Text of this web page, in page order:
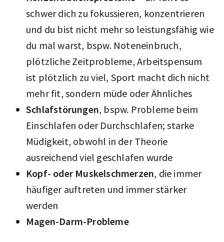
schwer dich zu fokussieren, konzentrieren
und du bist nicht mehr so leistungsfähig wie
du mal warst, bspw. Noteneinbruch,
plötzliche Zeitprobleme, Arbeitspensum
ist plötzlich zu viel, Sport macht dich nicht
mehr fit, sondern müde oder Ähnliches
Schlafstörungen, bspw. Probleme beim
Einschlafen oder Durchschlafen; starke
Müdigkeit, obwohl in der Theorie
ausreichend viel geschlafen wurde
Kopf- oder Muskelschmerzen, die immer
häufiger auftreten und immer stärker
werden
Magen-Darm-Probleme